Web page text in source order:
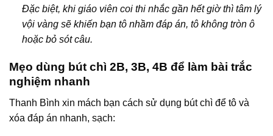
Đặc biệt, khi giáo viên coi thi nhắc gần hết giờ thì tâm lý
vội vàng sẽ khiến bạn tô nhầm đáp án, tô không tròn ô
hoặc bỏ sót câu.
Mẹo dùng bút chì 2B, 3B, 4B để làm bài trắc
nghiệm nhanh
Thanh Bình xin mách bạn cách sử dụng bút chì để tô và
xóa đáp án nhanh, sạch: